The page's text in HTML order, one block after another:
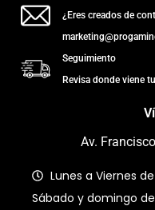
¿Eres creados de
Seguimiento
Revisa donde viene
Av.
Lunes a Viernes
Sábado y domingo de